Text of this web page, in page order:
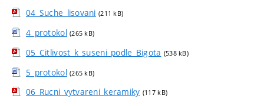
04_Suche_lisovani (211 kB)
4_protokol (265 kB)
05_Citlivost_k_suseni_podle_Bigota (538 kB)
5_protokol (265 kB)
06_Rucni_vytvareni_keramiky (117 kB)